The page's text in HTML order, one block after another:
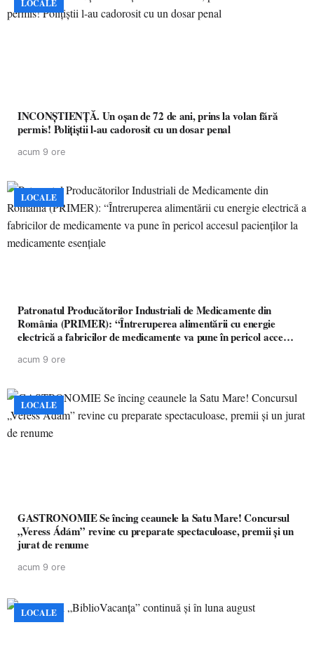
LOCALE
INCONȘTIENȚĂ. Un oșan de 72 de ani, prins la volan fără
permis! Polițiștii l-au cadorosit cu un dosar penal
acum 9 ore
LOCALE
Patronatul Producătorilor Industriali de Medicamente din
România (PRIMER): “Întreruperea alimentării cu energie
electrică a fabricilor de medicamente va pune în pericol accesul
acum 9 ore
LOCALE
GASTRONOMIE Se încing ceaunele la Satu Mare! Concursul
„Veress Ádám” revine cu preparate spectaculoase, premii și un
jurat de renume
acum 9 ore
LOCALE